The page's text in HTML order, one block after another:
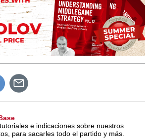
e indicaciones sobre nuestros
para sacarles todo el partido y más.